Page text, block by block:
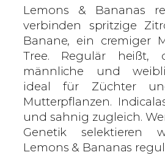
a
n
a
s
–
P
e
r
f
e
Lemons & Bananas
verbinden spritzige
Banane, ein cremiger
Tree. Regulär heißt,
männliche und
ideal für Züchter
Mutterpflanzen.
und sahnig zugleich.
Genetik selektieren
Lemons & Bananas